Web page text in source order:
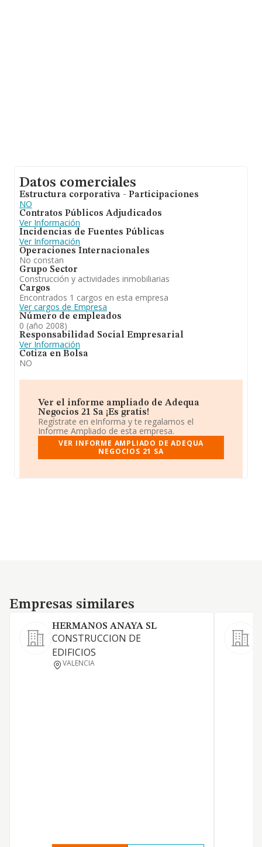
Datos comerciales
Estructura corporativa - Participaciones
NO
Contratos Públicos Adjudicados
Ver Información
Incidencias de Fuentes Públicas
Ver Información
Operaciones Internacionales
No constan
Grupo Sector
Construcción y actividades inmobiliarias
Cargos
Encontrados 1 cargos en esta empresa
Ver cargos de Empresa
Número de empleados
0 (año 2008)
Responsabilidad Social Empresarial
Ver Información
Cotiza en Bolsa
NO
Ver el informe ampliado de Adequa
Negocios 21 Sa ¡Es gratis!
Regístrate en eInforma y te regalamos el
Informe Ampliado de esta empresa.
VER INFORME AMPLIADO DE ADEQUA
NEGOCIOS 21 SA
Empresas similares
Empresas similares
HERMANOS ANAYA SL
CONSTRUCCION DE
EDIFICIOS
VALENCIA